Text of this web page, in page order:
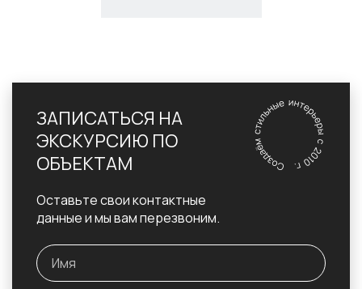
ЗАПИСАТЬСЯ НА
ЭКСКУРСИЮ ПО
ОБЪЕКТАМ
Оставьте свои контактные
данные и мы вам перезвоним.